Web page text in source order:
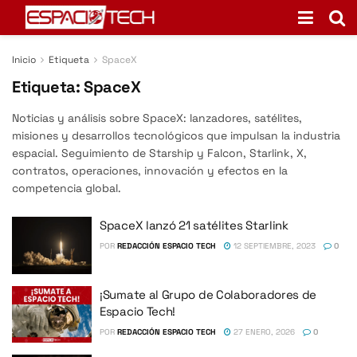
Inicio Etiqueta SpaceX
Etiqueta:SpaceX
Noticias y análisis sobre SpaceX: lanzadores, satélites,
misiones y desarrollos tecnológicos que impulsan la industria
espacial. Seguimiento de Starship y Falcon, Starlink, X,
contratos, operaciones, innovación y efectos en la
competencia global.
SpaceX lanzó 21 satélites Starlink
POR REDACCIÓN ESPACIO TECH 12 SEPTIEMBRE, 2023 0
¡Sumate al Grupo de Colaboradores de
Espacio Tech!
POR REDACCIÓN ESPACIO TECH 27 ENERO, 2026 0